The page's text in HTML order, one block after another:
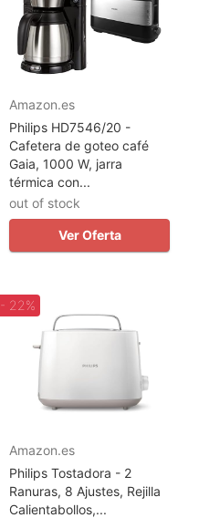
Amazon.es
Philips HD7546/20 -
Cafetera de goteo café
Gaia, 1000 W, jarra
térmica con...
out of stock
Ver Oferta
- 22%
Amazon.es
Philips Tostadora - 2
Ranuras, 8 Ajustes, Rejilla
Calientabollos,...